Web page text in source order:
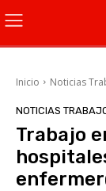
Inicio Noticias
NOTICIAS
Trabajo